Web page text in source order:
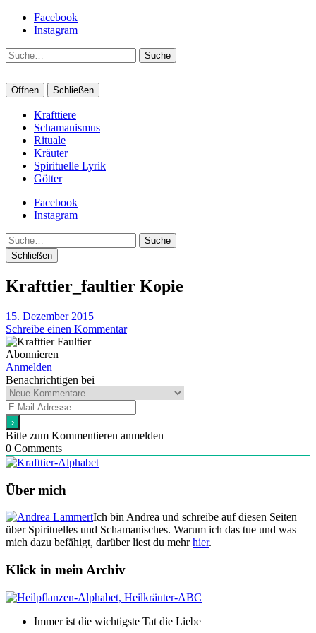
Facebook
Instagram
Suche
Öffnen Schließen
Krafttiere
Schamanismus
Rituale
Kräuter
Spirituelle Lyrik
Götter
Facebook
Instagram
Suche
Schließen
Krafttier_faultier Kopie
15. Dezember 2015
Schreibe einen Kommentar
Abonnieren
Anmelden
Benachrichtigen bei
Bitte zum Kommentieren anmelden
0 Comments
Über mich
Ich bin Andrea und schreibe auf diesen Seiten
über Spirituelles und Schamanisches. Warum ich das tue und was
mich dazu befähigt, darüber liest du mehrhier.
Klick in mein Archiv
Immer ist die wichtigste Tat die Liebe